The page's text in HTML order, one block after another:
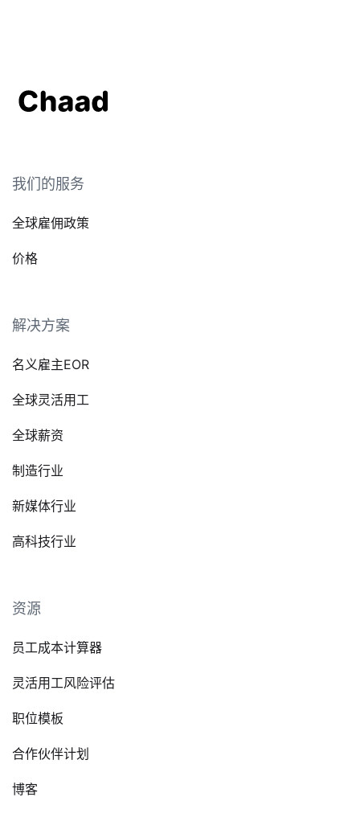
我们的服务
全球雇佣政策
价格
解决方案
名义雇主EOR
全球灵活用工
全球薪资
制造行业
新媒体行业
高科技行业
资源
员工成本计算器
灵活用工风险评估
职位模板
合作伙伴计划
博客